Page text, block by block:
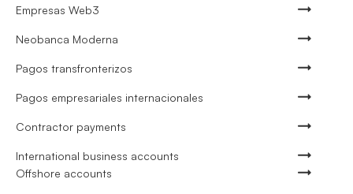
Empresas Web3
Neobanca Moderna
Pagos transfronterizos
Pagos empresariales internacionales
Contractor payments
International business accounts
Offshore accounts